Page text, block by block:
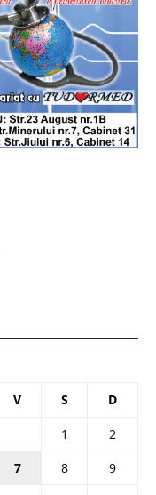
V S D
1
2
7 8
9